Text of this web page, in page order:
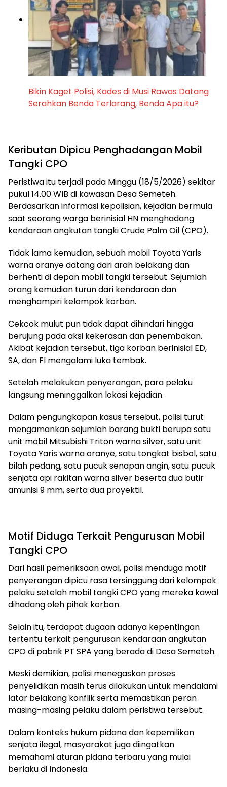
Bikin Kaget Polisi, Kades di Musi Rawas Datang
Serahkan Benda Terlarang, Benda Apa itu?
Keributan Dipicu Penghadangan Mobil
Tangki CPO
Peristiwa itu terjadi pada Minggu (18/5/2026) sekitar
pukul 14.00 WIB di kawasan Desa Semeteh.
Berdasarkan informasi kepolisian, kejadian bermula
saat seorang warga berinisial HN menghadang
kendaraan angkutan tangki Crude Palm Oil (CPO).
Tidak lama kemudian, sebuah mobil Toyota Yaris
warna oranye datang dari arah belakang dan
berhenti di depan mobil tangki tersebut. Sejumlah
orang kemudian turun dari kendaraan dan
menghampiri kelompok korban.
Cekcok mulut pun tidak dapat dihindari hingga
berujung pada aksi kekerasan dan penembakan.
Akibat kejadian tersebut, tiga korban berinisial ED,
SA, dan FI mengalami luka tembak.
Setelah melakukan penyerangan, para pelaku
langsung meninggalkan lokasi kejadian.
Dalam pengungkapan kasus tersebut, polisi turut
mengamankan sejumlah barang bukti berupa satu
unit mobil Mitsubishi Triton warna silver, satu unit
Toyota Yaris warna oranye, satu tongkat bisbol, satu
bilah pedang, satu pucuk senapan angin, satu pucuk
senjata api rakitan warna silver beserta dua butir
amunisi 9 mm, serta dua proyektil.
Motif Diduga Terkait Pengurusan Mobil
Tangki CPO
Dari hasil pemeriksaan awal, polisi menduga motif
penyerangan dipicu rasa tersinggung dari kelompok
pelaku setelah mobil tangki CPO yang mereka kawal
dihadang oleh pihak korban.
Selain itu, terdapat dugaan adanya kepentingan
tertentu terkait pengurusan kendaraan angkutan
CPO di pabrik PT SPA yang berada di Desa Semeteh.
Meski demikian, polisi menegaskan proses
penyelidikan masih terus dilakukan untuk mendalami
latar belakang konflik serta memastikan peran
masing-masing pelaku dalam peristiwa tersebut.
Dalam konteks hukum pidana dan kepemilikan
senjata ilegal, masyarakat juga diingatkan
memahami aturan pidana terbaru yang mulai
berlaku di Indonesia.